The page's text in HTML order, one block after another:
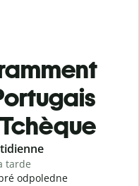
tarde
odpoledne